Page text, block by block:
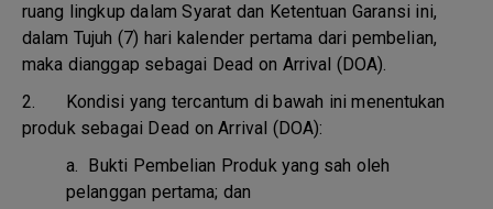
ruang lingkup dalam Syarat dan Ketentuan Garansi ini,
dalam Tujuh (7) hari kalender pertama dari pembelian,
maka dianggap sebagai Dead on Arrival (DOA).
2. Kondisi yang tercantum di bawah ini menentukan
produk sebagai Dead on Arrival (DOA):
a. Bukti Pembelian Produk yang sah oleh
pelanggan pertama; dan